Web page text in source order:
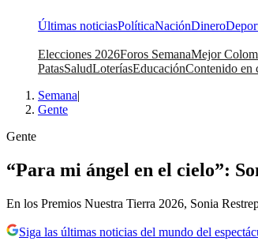
Últimas noticiasPolíticaNaciónDinero
Elecciones 2026Foros SemanaMejor
PatasSaludLoteríasEducaciónContenido en
Semana|
Gente
Gente
“Para mi ángel en el cielo”:
En los Premios Nuestra Tierra 2026, Sonia
Siga las últimas noticias del mundo del